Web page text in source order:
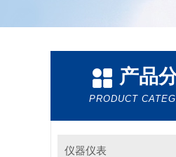
产品
PRODUCT
仪器仪表